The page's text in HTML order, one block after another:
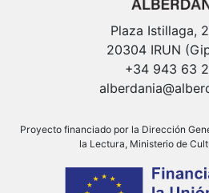
Plaza Istillaga,
20304 IRUN
+34 943 63
Proyecto financiado por la Dirección
la Lectura, Ministerio de